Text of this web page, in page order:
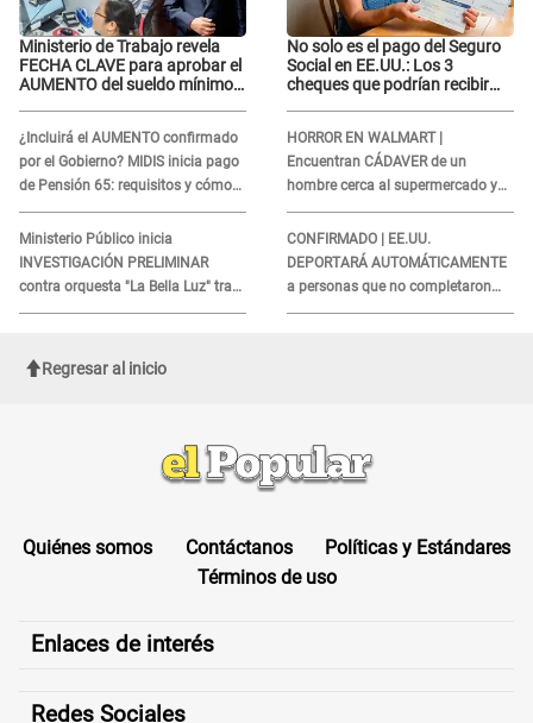
Ministerio de Trabajo revela
FECHA CLAVE para aprobar el
AUMENTO del sueldo mínimo:
¿Incluirá el AUMENTO confirmado
por el Gobierno? MIDIS inicia pago
de Pensión 65: requisitos y cómo
obtener el beneficio economico
Ministerio Público inicia
INVESTIGACIÓN PRELIMINAR
contra orquesta "La Bella Luz" tras
DENUNCIA de Naldy Saldaña
No solo es el pago del Seguro
Social en EE.UU.: Los 3
cheques que podrían recibir
HORROR EN WALMART |
Encuentran CÁDAVER de un
hombre cerca al supermercado y
esto reveló la autopsia que le
realizaron
CONFIRMADO | EE.UU.
DEPORTARÁ AUTOMÁTICAMENTE
a personas que no completaron
este formulario clave
Regresar al inicio
Quiénes somos Contáctanos
Políticas y Estándares
Términos de uso
Enlaces de interés
Redes Sociales